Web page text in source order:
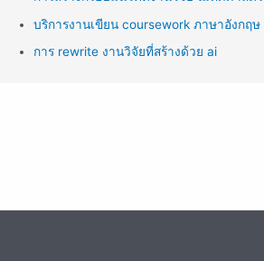
บริการงานเขียน coursework ภาษาอังกฤษ
การ rewrite งานวิจัยที่สร้างด้วย ai